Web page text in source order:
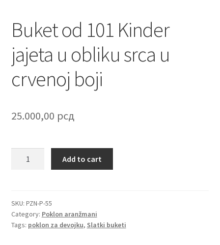
Cveće
Delivery
Destilati
FAQ
Igračke
Cvece
Buket od 101 Kinder
jajeta u obliku srca u
crvenoj boji
25.000,00 рсд
jajeta
u
obliku
Add to cart
SKU: PZN-P-55
Category: Poklon aranžmani
Tags: poklon za devojku, Slatki buketi